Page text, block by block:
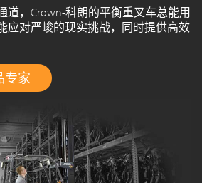
道，Crown-科朗的平衡重叉车总能用
应对严峻的现实挑战，同时提供高效
专家